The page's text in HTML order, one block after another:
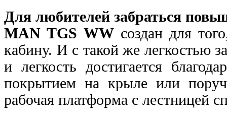
Для любителей забраться
MAN TGS WWсоздан для
кабину. И с такой же легкостью
и легкость достигается
покрытием на крыле или
рабочая платформа с лестницей